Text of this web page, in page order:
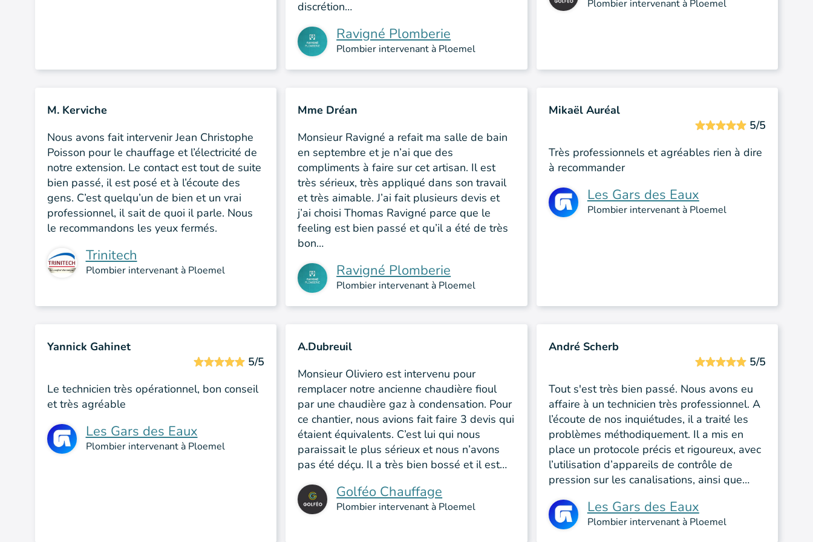
discrétion…
Ravigné Plomberie
Plombier intervenant à Ploemel
Plombier intervenant à Ploemel
M. Kerviche
Nous avons fait intervenir Jean Christophe
Poisson pour le chauffage et l’électricité de
notre extension. Le contact est tout de suite
bien passé, il est posé et à l’écoute des
gens. C’est quelqu’un de bien et un vrai
professionnel, il sait de quoi il parle. Nous
le recommandons les yeux fermés.
Trinitech
Plombier intervenant à Ploemel
Mme Dréan
Monsieur Ravigné a refait ma salle de bain
en septembre et je n’ai que des
compliments à faire sur cet artisan. Il est
très sérieux, très appliqué dans son travail
et très aimable. J’ai fait plusieurs devis et
j’ai choisi Thomas Ravigné parce que le
feeling est bien passé et qu’il a été de très
bon…
Ravigné Plomberie
Plombier intervenant à Ploemel
Mikaël Auréal
5/5
Très professionnels et agréables rien à dire
à recommander
Les Gars des Eaux
Plombier intervenant à Ploemel
Yannick Gahinet
5/5
Le technicien très opérationnel, bon conseil
et très agréable
Les Gars des Eaux
Plombier intervenant à Ploemel
A.Dubreuil
Monsieur Oliviero est intervenu pour
remplacer notre ancienne chaudière fioul
par une chaudière gaz à condensation. Pour
ce chantier, nous avions fait faire 3 devis qui
étaient équivalents. C’est lui qui nous
paraissait le plus sérieux et nous n’avons
pas été déçu. Il a très bien bossé et il est…
Golféo Chauffage
Plombier intervenant à Ploemel
André Scherb
5/5
Tout s'est très bien passé. Nous avons eu
affaire à un technicien très professionnel. A
l’écoute de nos inquiétudes, il a traité les
problèmes méthodiquement. Il a mis en
place un protocole précis et rigoureux, avec
l’utilisation d’appareils de contrôle de
pression sur les canalisations, ainsi que…
Les Gars des Eaux
Plombier intervenant à Ploemel